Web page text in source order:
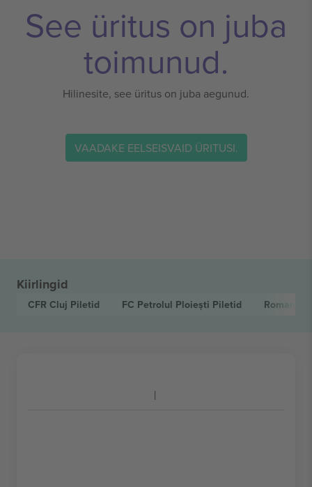
See üritus on juba
toimunud.
Hilinesite, see üritus on juba aegunud.
VAADAKE EELSEISVAID ÜRITUSI.
Kiirlingid
CFR Cluj Piletid FC Petrolul Ploiești Piletid